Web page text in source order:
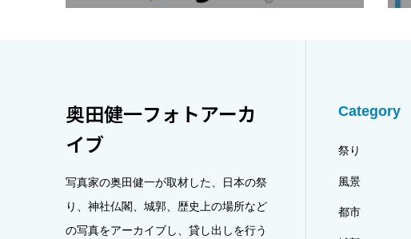
奥田健一フォトアーカ
イブ
写真家の奥田健一が取材した、日本の祭
り、神社仏閣、城郭、歴史上の場所など
の写真をアーカイブし、貸し出しを行う
Category
祭り
風景
都市